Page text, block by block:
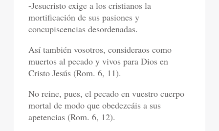
-Jesucristo exige a los cristianos la
mortificación de sus pasiones y
concupiscencias desordenadas.
Así también vosotros, consideraos como
muertos al pecado y vivos para Dios en
Cristo Jesús (Rom. 6, 11).
No reine, pues, el pecado en vuestro cuerpo
mortal de modo que obedezcáis a sus
apetencias (Rom. 6, 12).